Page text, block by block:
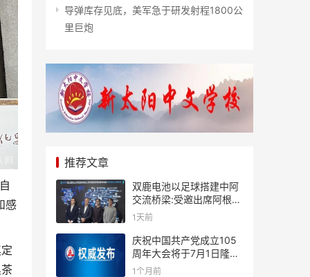
感
导弹库存见底，美军急于研发射程1800公
里巨炮
推荐文章
双鹿电池以足球搭建中阿
交流桥梁:受邀出席阿根廷
足协赞助商招待会！
1天前
庆祝中国共产党成立105
周年大会将于7月1日隆重
举行
1个月前